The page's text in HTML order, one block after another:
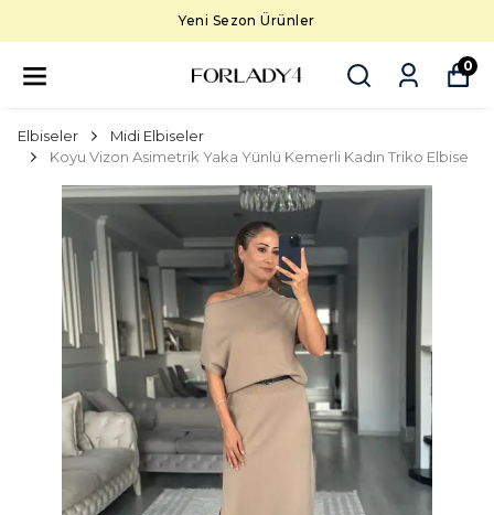
Yeni Sezon Ürünler
0
Elbiseler
Midi Elbiseler
Koyu Vizon Asimetrik Yaka Yünlü Kemerli Kadın Triko Elbise